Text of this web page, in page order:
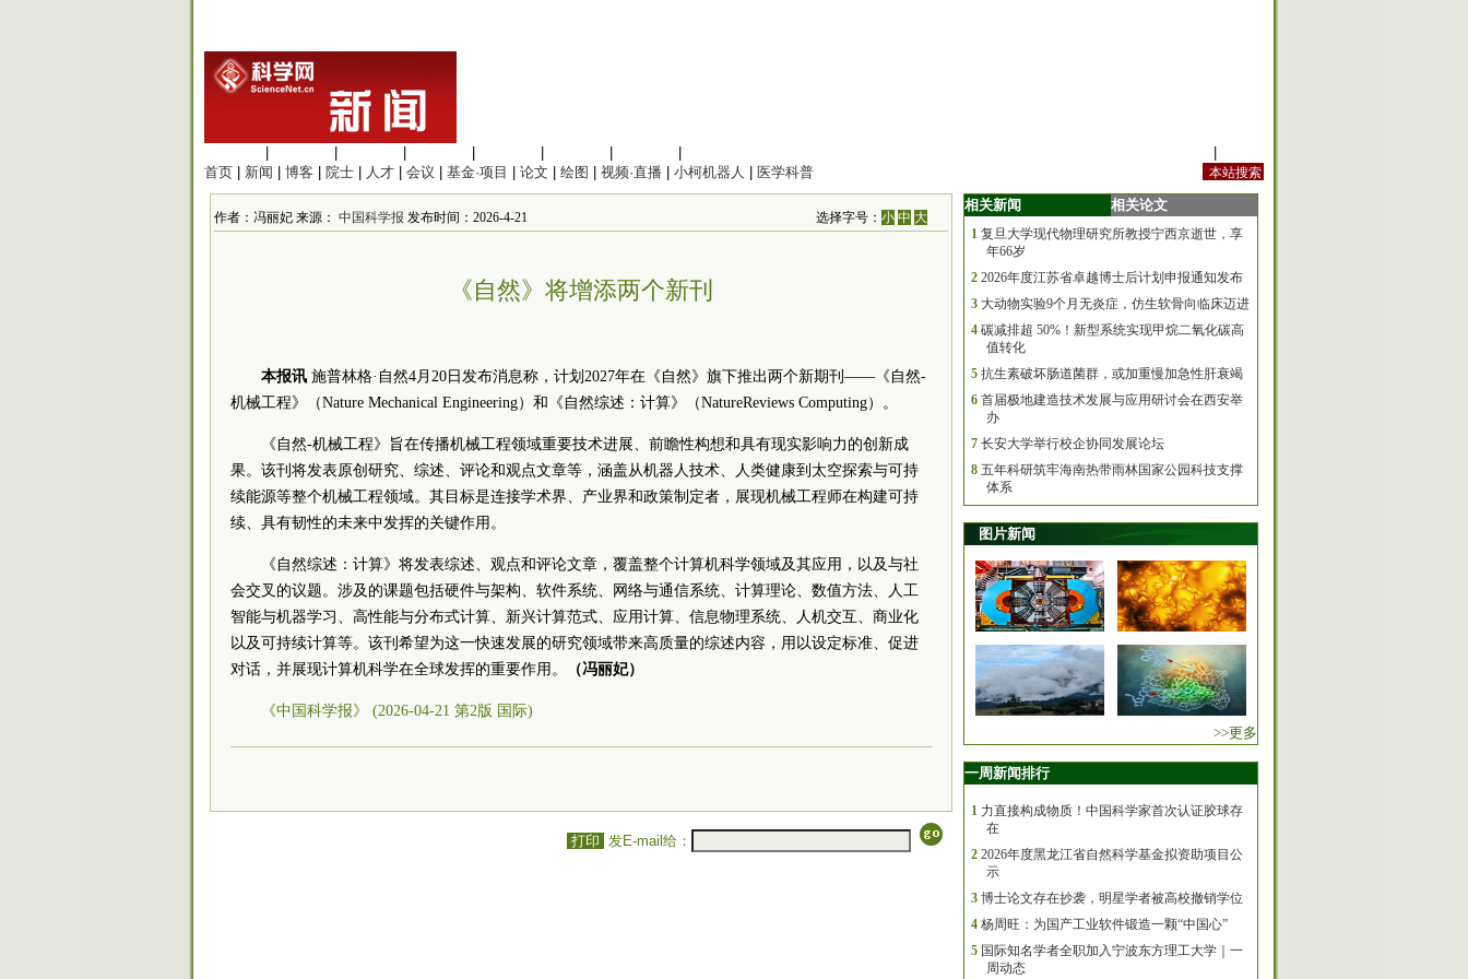
首页
新闻 博客 院士 人才 会议 基金·项目 论文 绘图 视频·直播 小柯机器人 医学科普
作者：冯丽妃 来源： 中国科学报 发布时间：2026-4-21 选择字号：小 中 大
《自然》将增添两个新刊
本报讯 施普林格·自然4月20日发布消息称，计划2027年在《自然》旗下推出两个新期刊——《自然-
机械工程》（Nature Mechanical Engineering）和《自然综述：计算》（NatureReviews Computing）。
《自然-机械工程》旨在传播机械工程领域重要技术进展、前瞻性构想和具有现实影响力的创新成
果。该刊将发表原创研究、综述、评论和观点文章等，涵盖从机器人技术、人类健康到太空探索与可持
续能源等整个机械工程领域。其目标是连接学术界、产业界和政策制定者，展现机械工程师在构建可持
续、具有韧性的未来中发挥的关键作用。
《自然综述：计算》将发表综述、观点和评论文章，覆盖整个计算机科学领域及其应用，以及与社
会交叉的议题。涉及的课题包括硬件与架构、软件系统、网络与通信系统、计算理论、数值方法、人工
智能与机器学习、高性能与分布式计算、新兴计算范式、应用计算、信息物理系统、人机交互、商业化
以及可持续计算等。该刊希望为这一快速发展的研究领域带来高质量的综述内容，用以设定标准、促进
对话，并展现计算机科学在全球发挥的重要作用。
（冯丽妃）
《中国科学报》 (2026-04-21 第2版 国际)
打印 发E-mail给：
相关新闻 相关论文
1 复旦大学现代物理研究所教授宁西京逝世，享
年66岁
2 2026年度江苏省卓越博士后计划申报通知发布
3 大动物实验9个月无炎症，仿生软骨向临床迈进
4 碳减排超 50%！新型系统实现甲烷二氧化碳高
值转化
5 抗生素破坏肠道菌群，或加重慢加急性肝衰竭
6 首届极地建造技术发展与应用研讨会在西安举
办
7 长安大学举行校企协同发展论坛
8 五年科研筑牢海南热带雨林国家公园科技支撑
体系
图片新闻
>>更多
一周新闻排行
1 力直接构成物质！中国科学家首次认证胶球存
在
2 2026年度黑龙江省自然科学基金拟资助项目公
示
3 博士论文存在抄袭，明星学者被高校撤销学位
4 杨周旺：为国产工业软件锻造一颗“中国心”
5 国际知名学者全职加入宁波东方理工大学｜一
周动态